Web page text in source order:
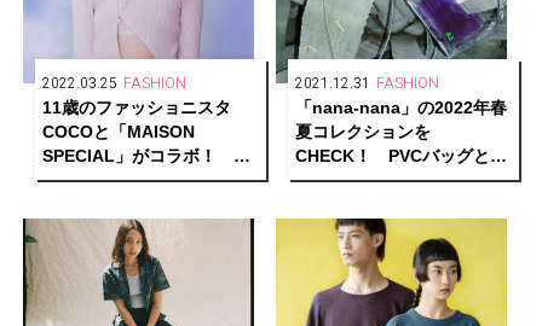
2022.03.25 FASHION
11歳のファッショニスタ
COCOと「MAISON
SPECIAL」がコラボ！ 10
年後も色褪せない、着回し
アイテムを発売。
2021.12.31 FASHION
「nana-nana」の2022年春
夏コレクションを
CHECK！ PVCバッグと
HOOPコレクションに新作